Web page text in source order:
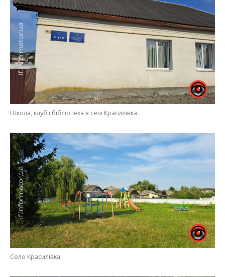
Школа, клуб і бібліотека в селі Красилівка
Село Красилівка